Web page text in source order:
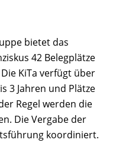
bietet das
42 Belegplätze
Die KiTa verfügt über
3 Jahren und Plätze
Regel werden die
Die Vergabe der
koordiniert.